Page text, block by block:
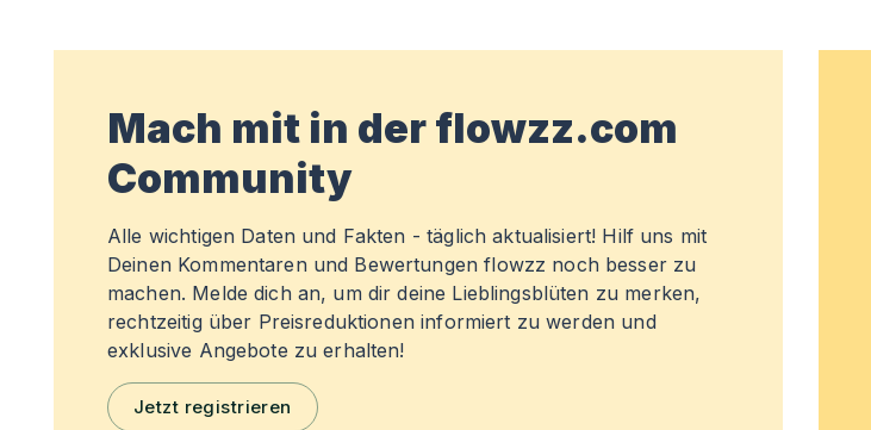
Mach mit in der flowzz.com
Community
Alle wichtigen Daten und Fakten - täglich aktualisiert! Hilf uns mit
Deinen Kommentaren und Bewertungen flowzz noch besser zu
machen. Melde dich an, um dir deine Lieblingsblüten zu merken,
rechtzeitig über Preisreduktionen informiert zu werden und
exklusive Angebote zu erhalten!
Jetzt registrieren